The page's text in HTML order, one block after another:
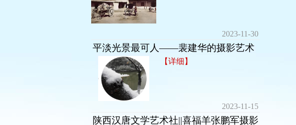
2023-11-30
平淡光景最可人——裴建华的摄影艺术
【详细】
2023-11-15
陕西汉唐文学艺术社||喜福羊张鹏军摄影